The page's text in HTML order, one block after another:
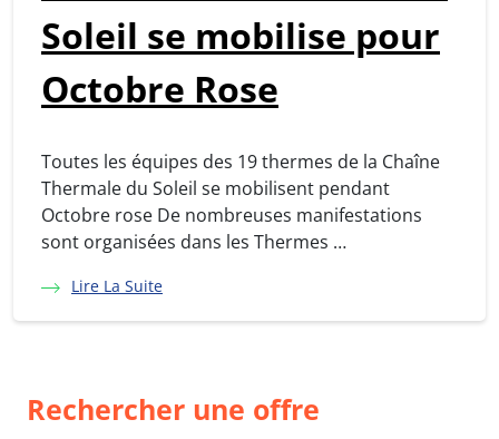
Soleil se mobilise pour
Octobre Rose
Toutes les équipes des 19 thermes de la Chaîne
Thermale du Soleil se mobilisent pendant
Octobre rose De nombreuses manifestations
sont organisées dans les Thermes …
Lire La Suite
Rechercher une offre